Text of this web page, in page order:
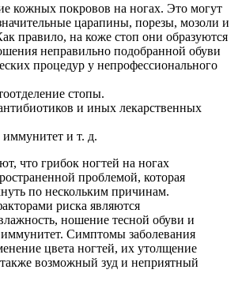
кожных покровов на ногах. Это могут
царапины, порезы, мозоли и
правило, на коже стоп они образуются
неправильно подобранной обуви
процедур у непрофессионального
стопы.
и иных лекарственных
и т. д.
что грибок ногтей на ногах
проблемой, которая
по нескольким причинам.
риска являются
ношение тесной обуви и
Симптомы заболевания
цвета ногтей, их утолщение
возможный зуд и неприятный